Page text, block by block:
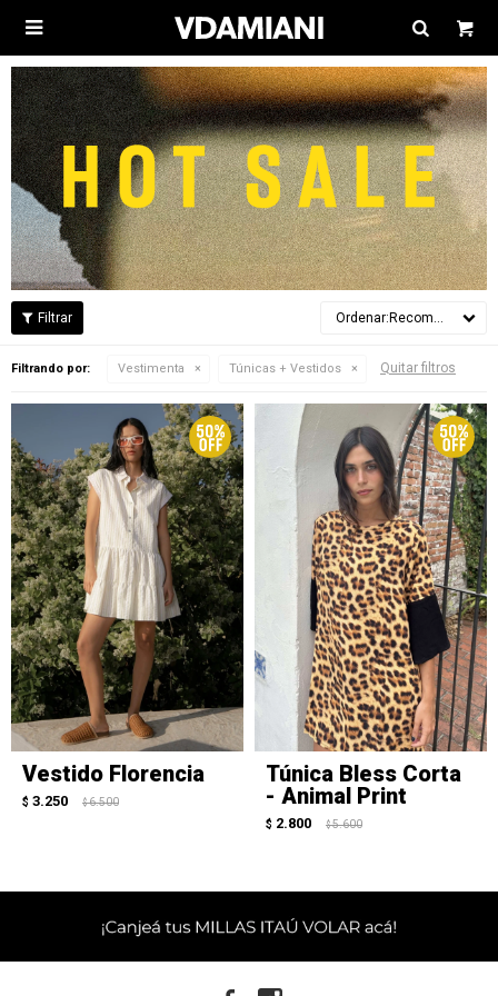

Recomendados
Filtrando por: Vestimenta Túnicas + Vestidos Quitar filtros
Vestido Florencia
$ 3.250 $ 6.500
Túnica Bless Corta
- Animal Print
$ 2.800 $ 5.600